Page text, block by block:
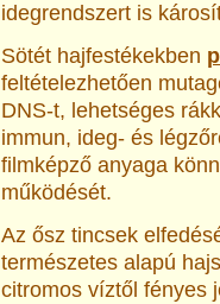
idegrendszert is
Sötét hajfestékekben
feltételezhetően
DNS-t, lehetséges
immun, ideg- és
filmképző anyaga
működését.
Az ősz tincsek
természetes alapú
citromos víztől fényes